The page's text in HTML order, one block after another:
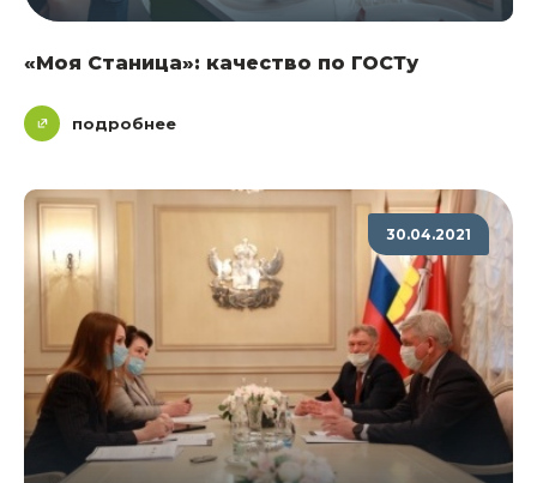
«Моя Станица»: качество по ГОСТу
подробнее
30.04.2021